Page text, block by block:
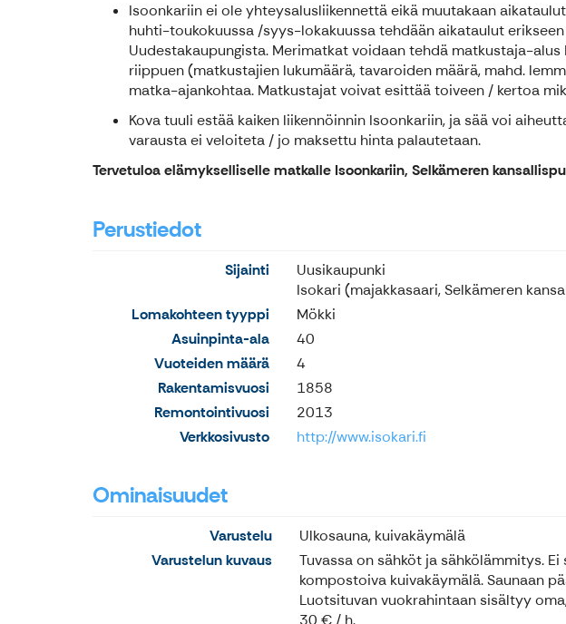
Isoonkariin ei ole yhteysalusliikennettä eikä muutakaan
huhti-toukokuussa /syys-lokakuussa tehdään aikataulut
Uudestakaupungista. Merimatkat voidaan tehdä matkustaja-
riippuen (matkustajien lukumäärä, tavaroiden määrä, mahd.
matka-ajankohtaa. Matkustajat voivat esittää toiveen / kertoa
Kova tuuli estää kaiken liikennöinnin Isoonkariin, ja sää voi
varausta ei veloiteta / jo maksettu hinta palautetaan.
Tervetuloa elämykselliselle matkalle Isoonkariin, Selkämeren
Perustiedot
Sijainti
Uusikaupunki
Isokari (majakkasaari, Selkämeren
Lomakohteen tyyppi
Mökki
Asuinpinta-ala
40
Vuoteiden määrä
4
Rakentamisvuosi
1858
Remontointivuosi
2013
Verkkosivusto
http://www.isokari.fi
Ominaisuudet
Varustelu
Ulkosauna, kuivakäymälä
Varustelun kuvaus
Tuvassa on sähköt ja sähkölämmitys.
kompostoiva kuivakäymälä. Saunaan
Luotsituvan vuokrahintaan sisältyy
30 € / h.